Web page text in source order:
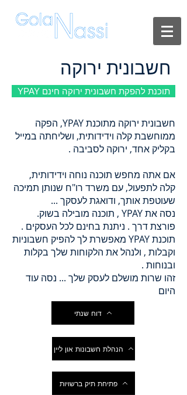
ירוקה
קבלה
חינם
YPAY תוכנת להפקת חשבונית ירוקה חינם
חשבונית ירוקה מתוכנת YPAY, הפקה
ממוחשבת קלה וידידותית, ושליחתה במייל
בקליק אחד, ירוקה לסביבה .
אם אתה מחפש תוכנה נוחה וידידותית,
קלה לתפעול, עם משרד רו"ח שנותן תמיכה
שעוטפת אותך, ודואגת לעסקך ...
נסה את YPAY , תוכנה מובילה בשוק.
פורצת דרך . ניתנת בחינם לכל העסקים .
תוכנת YPAY מאפשרת לך להפיק חשבוניות
וקבלות , ולנהל את הלקוחות שלך בקלות
ובנוחות .
זהו שרות מושלם לעסק שלך ... נסה עוד
היום
דוח שנתי
הנהלת חשבונות און ליין
פתיחת תיק ברשויות